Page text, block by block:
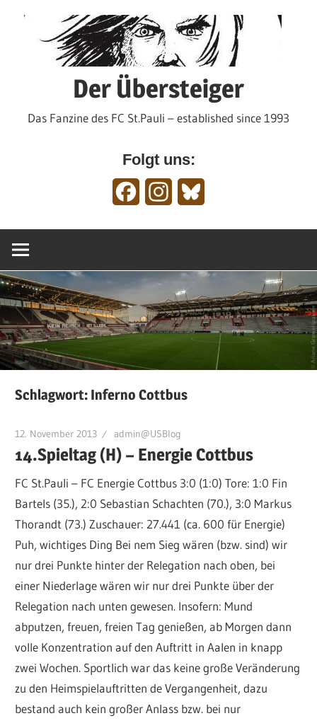
Der Übersteiger
Das Fanzine des FC St.Pauli – established since 1993
Folgt uns:
FacebookInstagram
Schlagwort: Inferno Cottbus
12. November 2013 admin@USBlog
14.Spieltag (H) – Energie Cottbus
FC St.Pauli – FC Energie Cottbus 3:0 (1:0) Tore: 1:0 Fin
Bartels (35.), 2:0 Sebastian Schachten (70.), 3:0 Markus
Thorandt (73.) Zuschauer: 27.441 (ca. 600 für Energie)
Puh, wichtiges Ding Bei nem Sieg wären (bzw. sind) wir
nur drei Punkte hinter der Relegation nach oben, bei
einer Niederlage wären wir nur drei Punkte über der
Relegation nach unten gewesen. Insofern: Mund
abputzen, freuen, freien Tag genießen, ab Morgen dann
volle Konzentration auf den Auftritt in Aalen in knapp
zwei Wochen. Sportlich war das keine große Veränderung
zu den Heimspielauftritten de Vergangenheit, dazu
bestand auch kein großer Anlass bzw. bei nur